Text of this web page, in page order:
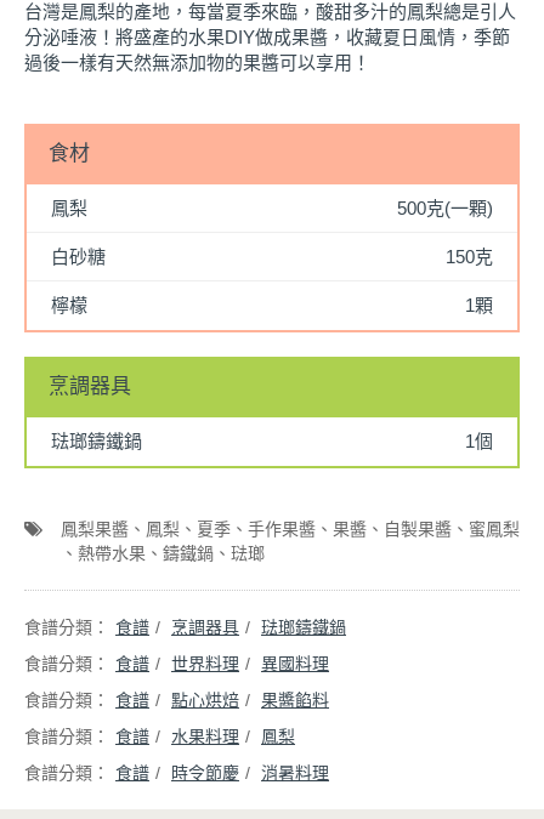
台灣是鳳梨的產地，每當夏季來臨，酸甜多汁的鳳梨總是引人
分泌唾液！將盛產的水果DIY做成果醬，收藏夏日風情，季節
過後一樣有天然無添加物的果醬可以享用！
食材
鳳梨 500克(一顆)
白砂糖 150克
檸檬 1顆
烹調器具
琺瑯鑄鐵鍋 1個
鳳梨果醬 鳳梨 夏季 手作果醬 果醬 自製果醬
蜜鳳梨
熱帶水果
鑄鐵鍋 琺瑯
食譜 烹調器具
琺瑯鑄鐵鍋
食譜
世界料理
異國料理
食譜
點心烘焙
果醬餡料
食譜
水果料理
鳳梨
食譜
時令節慶 消暑料理